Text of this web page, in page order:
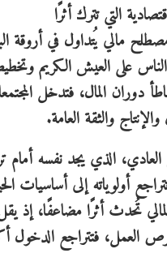
التي تترك أثرًا
مالي يُتداول في أروقة
على العيش الكريم وتخطيط
دوران المال، فتدخل
والثقة العامة.
الذي يجد نفسه أمام
أولوياته إلى أساسيات
المالي تُحدث أثرًا مضاعفًا،
العمل، فتتراجع الدخول